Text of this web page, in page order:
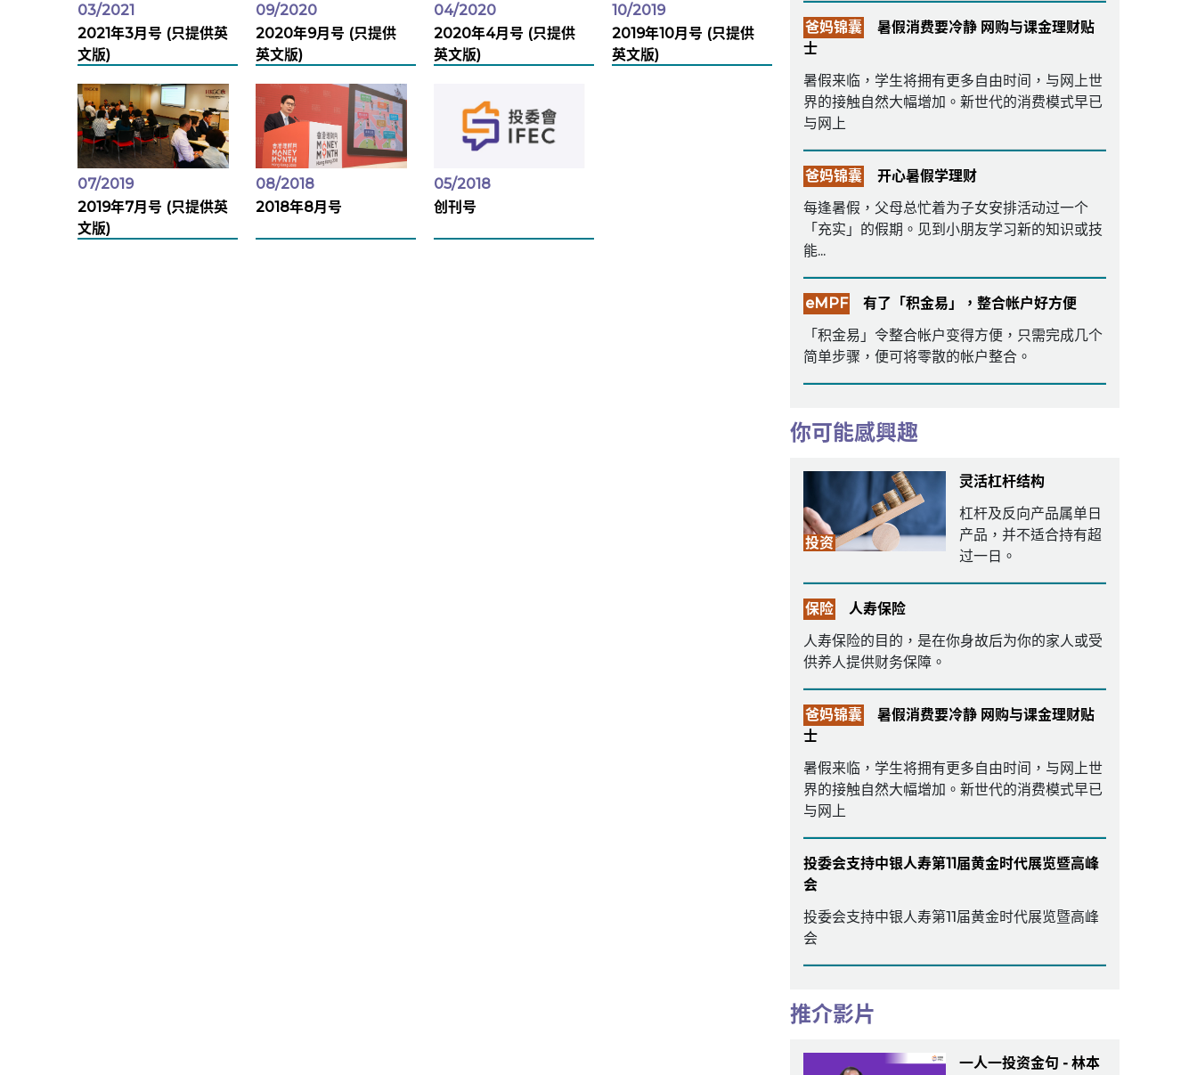
03/2021
2021年3月号 (只提供英
文版)
09/2020
2020年9月号 (只提供
英文版)
04/2020
2020年4月号 (只提供
英文版)
10/2019
2019年10月号 (只提供
英文版)
07/2019
2019年7月号 (只提供英
文版)
08/2018
2018年8月号
05/2018
创刊号
爸妈锦囊
暑假消费要冷静 网购与课金理财贴
士
暑假来临，学生将拥有更多自由时间，与网上世
界的接触自然大幅增加。新世代的消费模式早已
与网上
爸妈锦囊
开心暑假学理财
每逢暑假，父母总忙着为子女安排活动过一个
「充实」的假期。见到小朋友学习新的知识或技
能...
eMPF
有了「积金易」，整合帐户好方便
「积金易」令整合帐户变得方便，只需完成几个
简单步骤，便可将零散的帐户整合。
你可能感興趣
投资
灵活杠杆结构
杠杆及反向产品属单日
产品，并不适合持有超
过一日。
保险
人寿保险
人寿保险的目的，是在你身故后为你的家人或受
供养人提供财务保障。
爸妈锦囊
暑假消费要冷静 网购与课金理财贴
士
暑假来临，学生将拥有更多自由时间，与网上世
界的接触自然大幅增加。新世代的消费模式早已
与网上
投委会支持中银人寿第11届黄金时代展览暨高峰
会
投委会支持中银人寿第11届黄金时代展览暨高峰
会
推介影片
一人一投资金句 - 林本